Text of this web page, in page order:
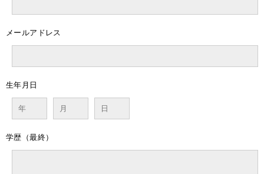
メールアドレス
生年月日
学歴（最終）